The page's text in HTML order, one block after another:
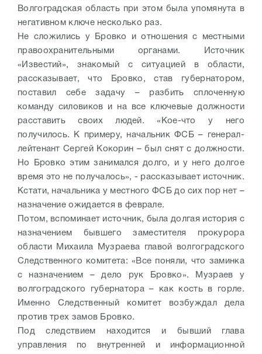
Волгоградская область при этом была упомянута в
негативном ключе несколько раз.
Не сложились у Бровко и отношения с местными
правоохранительными органами. Источник
«Известий», знакомый с ситуацией в области,
рассказывает, что Бровко, став губернатором,
поставил себе задачу – разбить сплоченную
команду силовиков и на все ключевые должности
расставить своих людей. «Кое-что у него
получилось. К примеру, начальник ФСБ – генерал-
лейтенант Сергей Кокорин – был снят с должности.
Но Бровко этим занимался долго, и у него долгое
время это не получалось», - рассказывает источник.
Кстати, начальника у местного ФСБ до сих пор нет –
назначение ожидается в феврале.
Потом, вспоминает источник, была долгая история с
назначением бывшего заместителя прокурора
области Михаила Музраева главой волгоградского
Следственного комитета: «Все поняли, что заминка
с назначением – дело рук Бровко». Музраев у
волгоградского губернатора – как кость в горле.
Именно Следственный комитет возбуждал дела
против трех замов Бровко.
Под следствием находится и бывший глава
управления по внутренней и информационной